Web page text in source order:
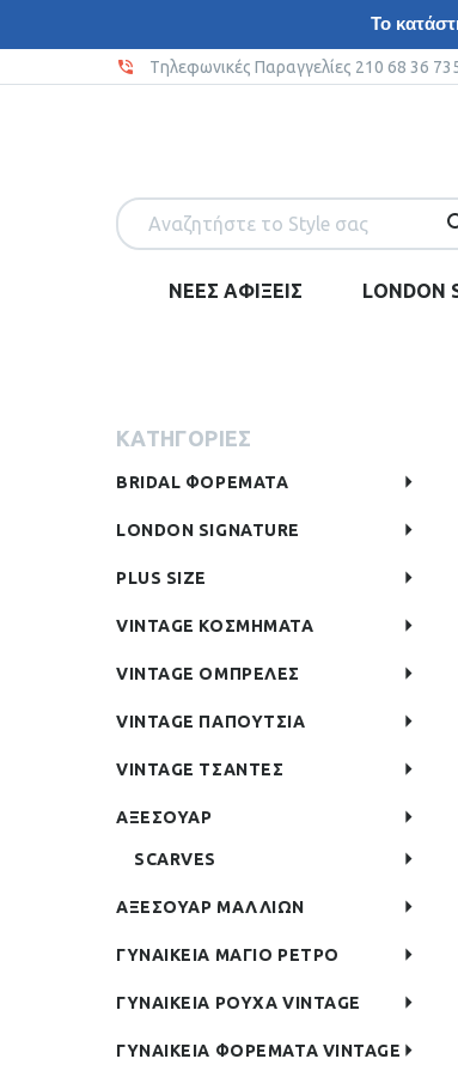
Το
Tηλεφωνικές Παραγγελίες 210 68 36
ΝΕΕΣ ΑΦΙΞΕΙΣ LONDON
ΚΑΤΗΓΟΡΙΕΣ
BRIDAL ΦΟΡΕΜΑΤΑ
LONDON SIGNATURE
PLUS SIZE
VINTAGE ΚΟΣΜΗΜΑΤΑ
VINTAGE ΟΜΠΡΕΛΕΣ
VINTAGE ΠΑΠΟΥΤΣΙΑ
VINTAGE ΤΣΑΝΤΕΣ
ΑΞΕΣΟΥΑΡ
SCARVES
ΑΞΕΣΟΥΑΡ ΜΑΛΛΙΩΝ
ΓΥΝΑΙΚΕΙΑ ΜΑΓΙΟ ΡΕΤΡΟ
ΓΥΝΑΙΚΕΙΑ ΡΟΥΧΑ VINTAGE
ΓΥΝΑΙΚΕΙΑ ΦΟΡΕΜΑΤΑ VINTAGE